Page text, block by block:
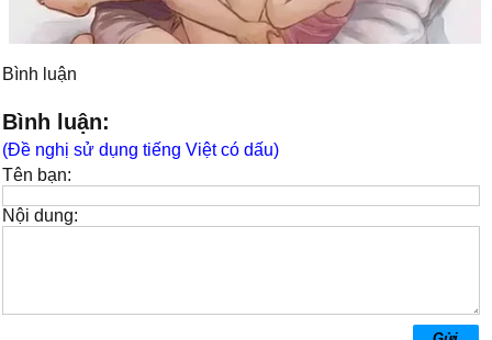
Bình luận
Bình luận:
(Đề nghị sử dụng tiếng Việt có dấu)
Tên bạn:
Nội dung: